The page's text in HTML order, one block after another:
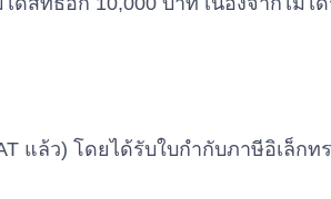
แล้ว) โดยได้รับใบกำกับภาษีอิเล็ก